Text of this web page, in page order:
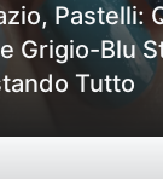
Pastelli:
Grigio-Blu
Tutto